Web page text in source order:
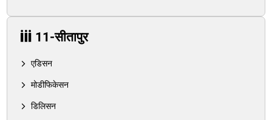
11-सीतापुर
एडिसन
मोडीफिकेसन
डिलिसन